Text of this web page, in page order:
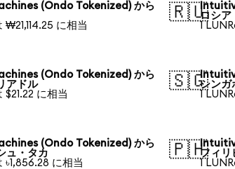
(Ondo Tokenized) から
₩21,114.25 に相当
🇷🇺ロシア
1
(Ondo Tokenized) から
アドル
$21.22 に相当
🇸🇬シンガ
1
(Ondo Tokenized) から
ュ・タカ
৳1,856.28 に相当
🇵🇭フィリ
1